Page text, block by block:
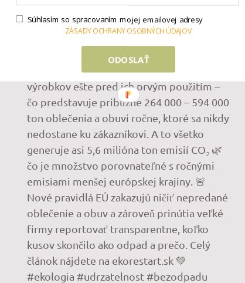
View on Instagram|
1/6
ODOSLAŤ
Súhlasím so spracovaním mojej emailovej adresy
ZÁSADY OCHRANY OSOBNÝCH ÚDAJOV